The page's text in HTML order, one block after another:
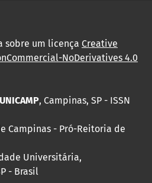
sobre um licença Creative
NoDerivatives 4.0
, Campinas, SP - ISSN
Campinas - Pró-Reitoria de
Universitária,
- Brasil